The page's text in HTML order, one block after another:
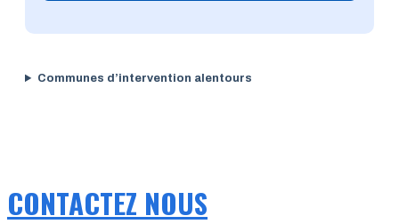
Communes d’intervention alentours
CONTACTEZ NOUS